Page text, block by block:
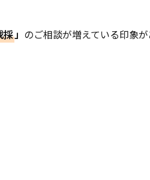
採」 のご相談が増えている印象が